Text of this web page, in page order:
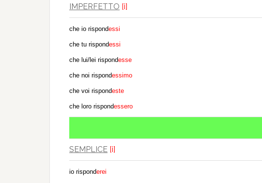
IMPERFETTO [i]
che io rispondessi
che tu rispondessi
che lui/lei rispondesse
che noi rispondessimo
che voi rispondeste
che loro rispondessero
SEMPLICE [i]
io risponderei